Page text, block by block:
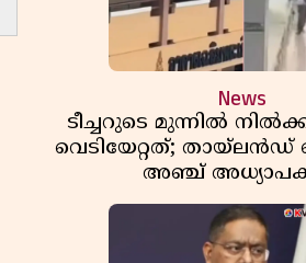
News
ടീച്ചറുടെ മുന്നിൽ
വെടിയേറ്റത്; തായ്‌ലൻഡ്
അഞ്ച്
മുത്തശ്ശീമുത്തശ്ശന്മാരും
മരണസംഖ്യ 7;